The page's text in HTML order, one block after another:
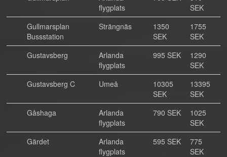
flygplats
SEK
Gullmarsplan
Bussstation
Strängnäs
1350
SEK
1755
SEK
Gustavsberg
Arlanda
flygplats
995 SEK
1290
SEK
Gustavsberg C
Umeå
10305
SEK
13395
SEK
Gåshaga
Arlanda
flygplats
790 SEK
1025
SEK
Gärdet
Arlanda
flygplats
595 SEK
775
SEK